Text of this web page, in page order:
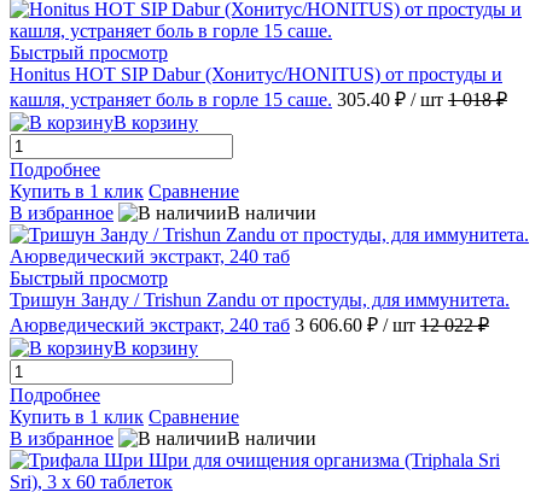
Быстрый просмотр
Honitus HOT SIP Dabur (Хонитус/HONITUS) от простуды и
кашля, устраняет боль в горле 15 саше. 305.40 ₽ / шт 1 018 ₽
В корзину
Подробнее
Купить в 1 клик Сравнение
В избранное
В наличии
Быстрый просмотр
Тришун Занду / Trishun Zandu от простуды, для иммунитета.
Аюрведический экстракт, 240 таб 3 606.60 ₽ / шт 12 022 ₽
В корзину
Подробнее
Купить в 1 клик Сравнение
В избранное
В наличии